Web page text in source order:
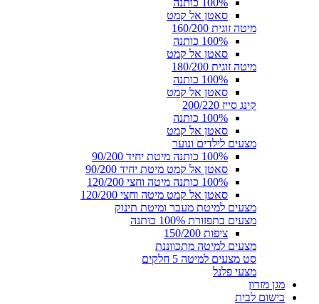
סאטן אל קמט
מיטה זוגית 160/200
100% כותנה
סאטן אל קמט
מיטה זוגית 180/200
100% כותנה
סאטן אל קמט
קינג סייז 200/220
100% כותנה
סאטן אל קמט
מצעים לילדים ונוער
100% כותנה מיטת יחיד 90/200
סאטן אל קמט מיטת יחיד 90/200
100% כותנה מיטה וחצי 120/200
סאטן אל קמט מיטה וחצי 120/200
מצעים למיטת מעבר ומיטת תינוק
מצעים בתפזורת 100% כותנה
ציפות 150/200
מצעים למיטה מתכווננת
סט מצעים למיטה 5 חלקים
מצעי פלנל
מגן מזרון
בישום לבית